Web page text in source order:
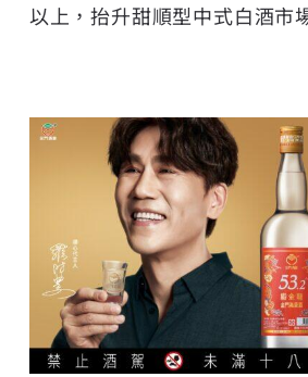
以上，抬升甜順型中式白酒市